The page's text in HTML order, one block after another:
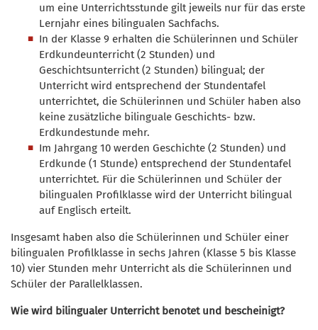
um eine Unterrichtsstunde gilt jeweils nur für das erste
Lernjahr eines bilingualen Sachfachs.
In der Klasse 9 erhalten die Schülerinnen und Schüler
Erdkundeunterricht (2 Stunden) und
Geschichtsunterricht (2 Stunden) bilingual; der
Unterricht wird entsprechend der Stundentafel
unterrichtet, die Schülerinnen und Schüler haben also
keine zusätzliche bilinguale Geschichts- bzw.
Erdkundestunde mehr.
Im Jahrgang 10 werden Geschichte (2 Stunden) und
Erdkunde (1 Stunde) entsprechend der Stundentafel
unterrichtet. Für die Schülerinnen und Schüler der
bilingualen Profilklasse wird der Unterricht bilingual
auf Englisch erteilt.
Insgesamt haben also die Schülerinnen und Schüler einer
bilingualen Profilklasse in sechs Jahren (Klasse 5 bis Klasse
10) vier Stunden mehr Unterricht als die Schülerinnen und
Schüler der Parallelklassen.
Wie wird bilingualer Unterricht benotet und bescheinigt?